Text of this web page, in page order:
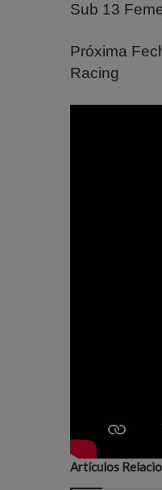
Sub 13
Próxima
Racing
Artículos